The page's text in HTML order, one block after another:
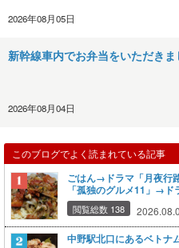
2026年08月05日
新幹線車内でお弁当をいただきま
2026年08月04日
このブログでよく読まれている記事
ごはん→ドラマ「月夜行
「孤独のグルメ11」→
～男たちの『失敗学』裁判
閲覧総数 138
中野駅北口にあるベトナ